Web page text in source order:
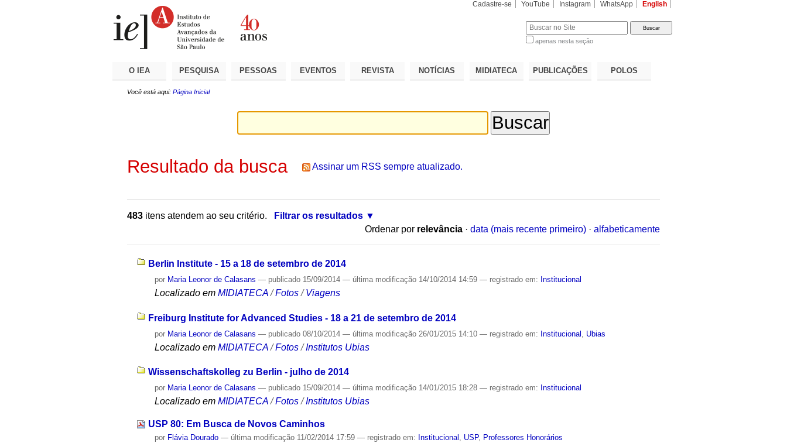
Cadastre-se YouTube Instagram WhatsApp English
apenas nesta seção
O IEA PESQUISA PESSOAS EVENTOS REVISTA NOTÍCIAS MIDIATECA PUBLICAÇÕES POLOS
Você está aqui: Página Inicial
Resultado da busca Assinar um RSS sempre atualizado.
483 itens atendem ao seu critério.
Filtrar os resultados
Ordenar por relevância · data (mais recente primeiro) · alfabeticamente
Berlin Institute - 15 a 18 de setembro de 2014
por Maria Leonor de Calasans — publicado 15/09/2014— última modificação 14/10/2014 14:59— registrado em: Institucional
Localizado em MIDIATECA /Fotos /Viagens
Freiburg Institute for Advanced Studies - 18 a 21 de setembro de 2014
por Maria Leonor de Calasans — publicado 08/10/2014— última modificação 26/01/2015 14:10— registrado em: Institucional Ubias
Localizado em MIDIATECA /Fotos /Institutos Ubias
Wissenschaftskolleg zu Berlin - julho de 2014
por Maria Leonor de Calasans — publicado 15/09/2014— última modificação 14/01/2015 18:28— registrado em: Institucional
Localizado em MIDIATECA /Fotos /Institutos Ubias
USP 80: Em Busca de Novos Caminhos
por Flávia Dourado — última modificação 11/02/2014 17:59— registrado em: Institucional , USP, Professores Honorários